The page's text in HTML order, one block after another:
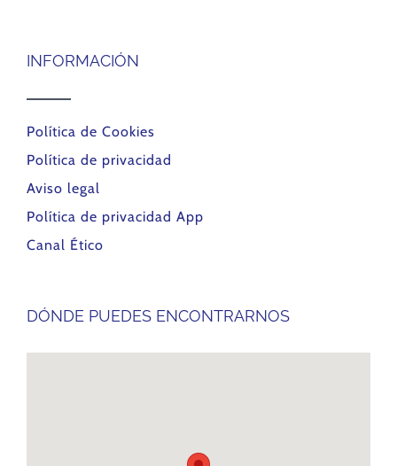
INFORMACIÓN
Política de Cookies
Política de privacidad
Aviso legal
Política de privacidad App
Canal Ético
DÓNDE PUEDES ENCONTRARNOS